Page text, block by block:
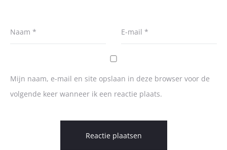
Naam * E-mail *
Mijn naam, e-mail en site opslaan in deze browser voor de
volgende keer wanneer ik een reactie plaats.